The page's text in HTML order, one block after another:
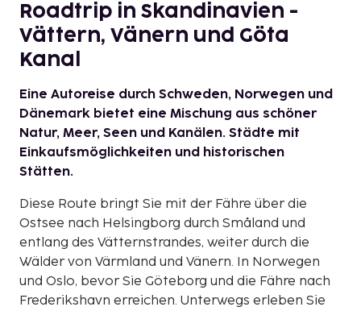
Roadtrip in Skandinavien -
Vättern, Vänern und Göta
Kanal
Eine Autoreise durch Schweden, Norwegen und
Dänemark bietet eine Mischung aus schöner
Natur, Meer, Seen und Kanälen. Städte mit
Einkaufsmöglichkeiten und historischen
Stätten.
Diese Route bringt Sie mit der Fähre über die
Ostsee nach Helsingborg durch Småland und
entlang des Vätternstrandes, weiter durch die
Wälder von Värmland und Vänern. In Norwegen
und Oslo, bevor Sie Göteborg und die Fähre nach
Frederikshavn erreichen. Unterwegs erleben Sie